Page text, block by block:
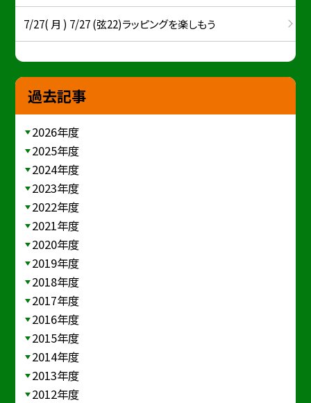
7/27( 月 ) 7/27 (弦22)ラッピングを楽しもう
過去記事
2026年度
2025年度
2024年度
2023年度
2022年度
2021年度
2020年度
2019年度
2018年度
2017年度
2016年度
2015年度
2014年度
2013年度
2012年度